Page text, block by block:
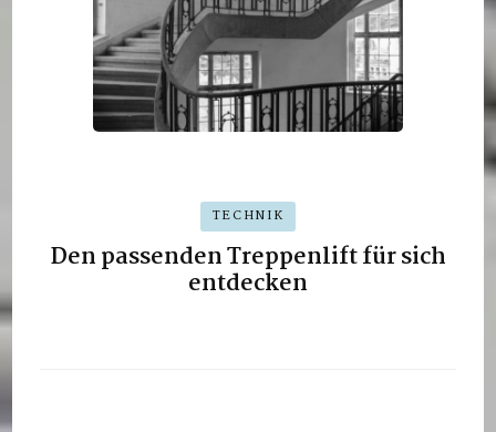
TECHNIK
Den passenden Treppenlift für sich
entdecken